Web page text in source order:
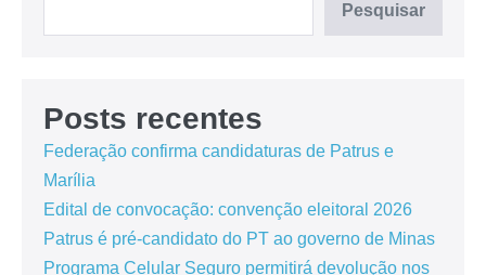
Pesquisar
Posts recentes
Federação confirma candidaturas de Patrus e
Marília
Edital de convocação: convenção eleitoral 2026
Patrus é pré-candidato do PT ao governo de Minas
Programa Celular Seguro permitirá devolução nos